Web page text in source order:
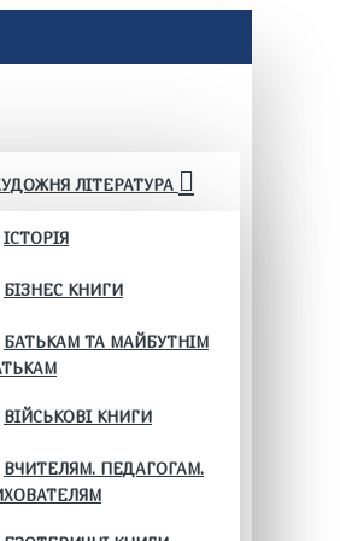
ЛІТЕРАТУРА
ІСТОРІЯ
БІЗНЕС КНИГИ
БАТЬКАМ ТА МАЙБУТНІМ
ВІЙСЬКОВІ КНИГИ
ВЧИТЕЛЯМ. ПЕДАГОГАМ.